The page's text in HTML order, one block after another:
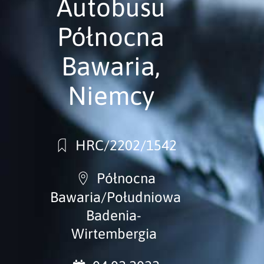
Autobusu
Północna
Bawaria,
Niemcy
HRC/2202/1542
Północna
Bawaria/Południowa
Badenia-
Wirtembergia